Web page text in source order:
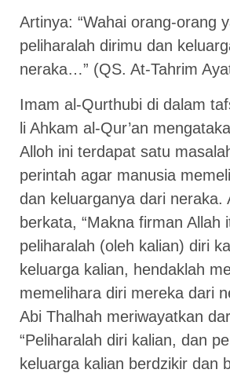
Artinya: “Wahai orang-orang
peliharalah dirimu dan
neraka…” (QS. At-Tahrim
Imam al-Qurthubi di dalam
li Ahkam al-Qur’an
Alloh ini terdapat satu
perintah agar manusia
dan keluarganya dari neraka.
berkata, “Makna firman Allah
peliharalah (oleh kalian) diri
keluarga kalian, hendaklah
memelihara diri mereka dari
Abi Thalhah meriwayatkan
“Peliharalah diri kalian, dan
keluarga kalian berdzikir dan